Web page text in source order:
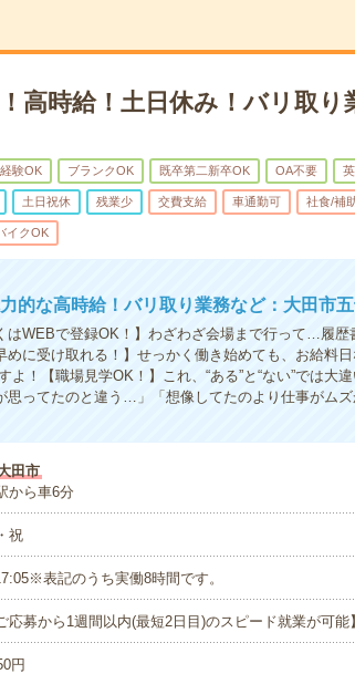
高時給！土日休み！バリ取り
験OK ブランクOK 既卒第二新卒OK OA不要
土日祝休 残業少 交費支給 車通勤可 社食/補
イクOK
的な高時給！バリ取り業務など：大田市
はWEBで登録OK！】わざわざ会場まで行って…履
めに受け取れる！】せっかく働き始めても、お給料
よ！【職場見学OK！】これ、“ある”と“ない”では大
思ってたのと違う…」「想像してたのより仕事がム
田市
から車6分
祝
表記のうち実働8時間です。
応募から1週間以内(最短2日目)のスピード就業が可能
円